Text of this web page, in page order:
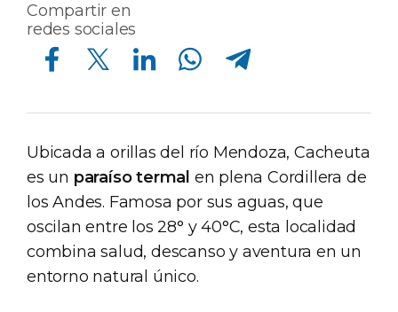
Compartir en
redes sociales
Compartir en Facebook Compartir en Twitter Compartir en Linkedin Compartir en Whatsapp Compartir en Telegram
Ubicada a orillas del río Mendoza, Cacheuta
es un paraíso termal en plena Cordillera de
los Andes. Famosa por sus aguas, que
oscilan entre los 28° y 40°C, esta localidad
combina salud, descanso y aventura en un
entorno natural único.